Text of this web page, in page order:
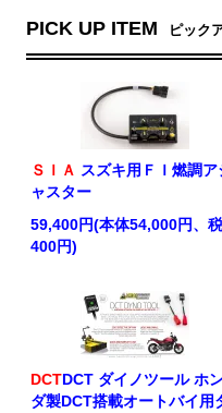
PICK UP ITEM ピック
ＳＩＡ スズキ用ＦＩ燃調ア
ャスター
59,400円(本体54,000円、
400円)
DCTDCT ダイノツール ホ
ダ製DCT搭載オートバイ用